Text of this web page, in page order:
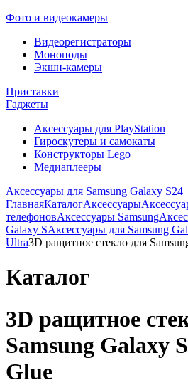
Фото и видеокамеры
Видеорегистраторы
Моноподы
Экшн-камеры
Приставки
Гаджеты
Аксессуары для PlayStation
Гироскутеры и самокаты
Конструкторы Lego
Медиаплееры
Аксессуары для Samsung Galaxy S24
ГлавнаяКаталогАксессуары
телефоновАксессуары Samsung
Galaxy SАксессуары для Samsung
Ultra3D pащитное стекло для
Каталог
3D pащитное
Samsung Galaxy
Glue